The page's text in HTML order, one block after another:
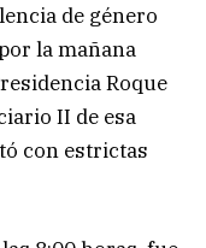
de género
la mañana
Roque
II de esa
con estrictas